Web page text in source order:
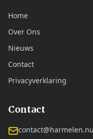
Home
Over Ons
Nieuws
Contact
Privacyverklaring
Contact
contact@harmelen.nu